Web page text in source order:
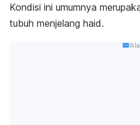
Kondisi ini umumnya
tubuh menjelang haid.